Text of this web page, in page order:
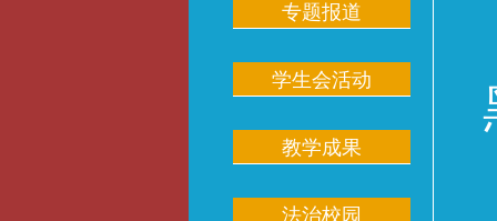
专题报道
学生会活动
教学成果
法治校园